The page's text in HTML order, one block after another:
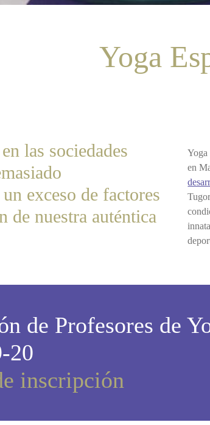
Yoga
las sociedades
exceso de factores
de nuestra auténtica
Yoga
en
de Profesores de
20
inscripción